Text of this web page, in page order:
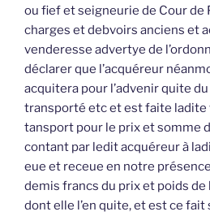
ou fief et seigneurie de Cour de
charges et debvoirs anciens et
venderesse advertye de
déclarer que l’acquéreur
acquitera pour l’advenir quite
transporté etc et est faite
tansport pour le prix et somme
contant par ledit acquéreur à
eue et receue en notre
demis francs du prix et poids de
dont elle l’en quite, et est ce fait